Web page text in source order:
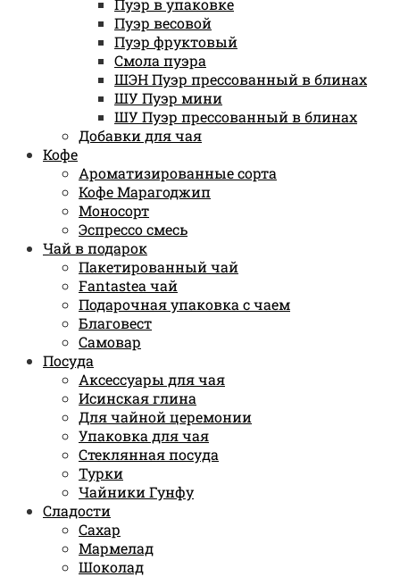
Пуэр в упаковке
Пуэр весовой
Пуэр фруктовый
Смола пуэра
ШЭН Пуэр прессованный в блинах
ШУ Пуэр мини
ШУ Пуэр прессованный в блинах
Добавки для чая
Кофе
Ароматизированные сорта
Кофе Марагоджип
Моносорт
Эспрессо смесь
Чай в подарок
Пакетированный чай
Fantastea чай
Подарочная упаковка с чаем
Благовест
Самовар
Посуда
Аксессуары для чая
Исинская глина
Для чайной церемонии
Упаковка для чая
Стеклянная посуда
Турки
Чайники Гунфу
Сладости
Сахар
Мармелад
Шоколад